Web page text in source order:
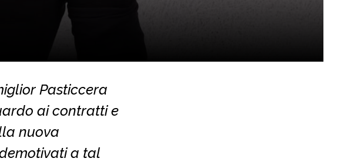
Pasticcera
ai contratti e
nuova
a tal